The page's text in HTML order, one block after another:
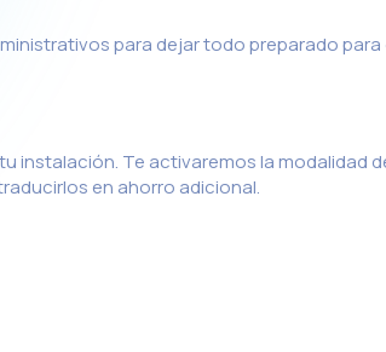
para dejar todo preparado para
instalación. Te activaremos la modalidad
en ahorro adicional.